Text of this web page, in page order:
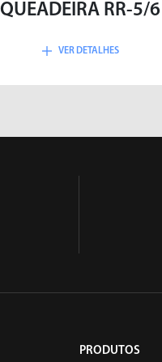
RR-5/6
VER DETALHES
PRODUTOS